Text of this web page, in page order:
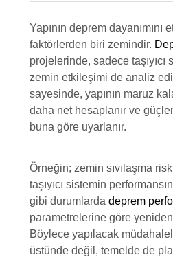
Yapının deprem
faktörlerden biri zemindir.
projelerinde, sadece taşıyıcı
zemin etkileşimi de analiz
sayesinde, yapının maruz
daha net hesaplanır ve
buna göre uyarlanır.
Örneğin; zemin sıvılaşma
taşıyıcı sistemin
gibi durumlarda deprem
parametrelerine göre
Böylece yapılacak
üstünde değil, temelde de